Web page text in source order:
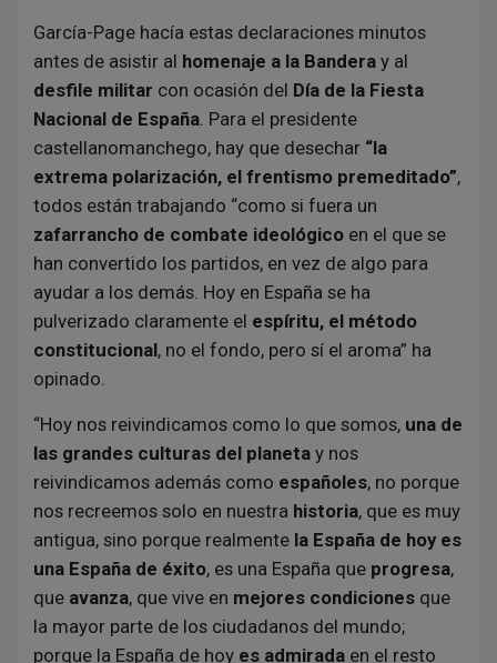
García-Page hacía estas declaraciones minutos
antes de asistir al homenaje a la Bandera y al
desfile militar con ocasión del Día de la Fiesta
Nacional de España. Para el presidente
castellanomanchego, hay que desechar “la
extrema polarización, el frentismo premeditado”,
todos están trabajando “como si fuera un
zafarrancho de combate ideológico en el que se
han convertido los partidos, en vez de algo para
ayudar a los demás. Hoy en España se ha
pulverizado claramente el espíritu, el método
constitucional, no el fondo, pero sí el aroma” ha
opinado.
“Hoy nos reivindicamos como lo que somos, una de
las grandes culturas del planeta y nos
reivindicamos además como españoles, no porque
nos recreemos solo en nuestra historia, que es muy
antigua, sino porque realmente la España de hoy es
una España de éxito, es una España que progresa,
que avanza, que vive en mejores condiciones que
la mayor parte de los ciudadanos del mundo;
porque la España de hoy es admirada en el resto